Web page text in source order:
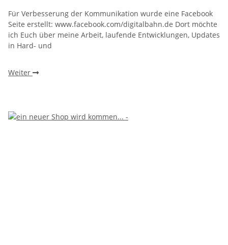
Für Verbesserung der Kommunikation wurde eine Facebook
Seite erstellt: www.facebook.com/digitalbahn.de Dort möchte
ich Euch über meine Arbeit, laufende Entwicklungen, Updates
in Hard- und
Weiter